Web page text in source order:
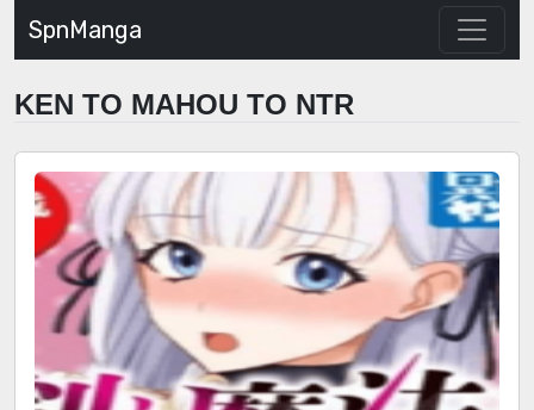
SpnManga
KEN TO MAHOU TO NTR